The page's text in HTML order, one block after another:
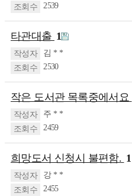
2539
타관대출 1
김 * *
2530
작은 도서관 목록중에서요
주 * *
2459
희망도서 신청시 불편함. 1
강 * *
2455